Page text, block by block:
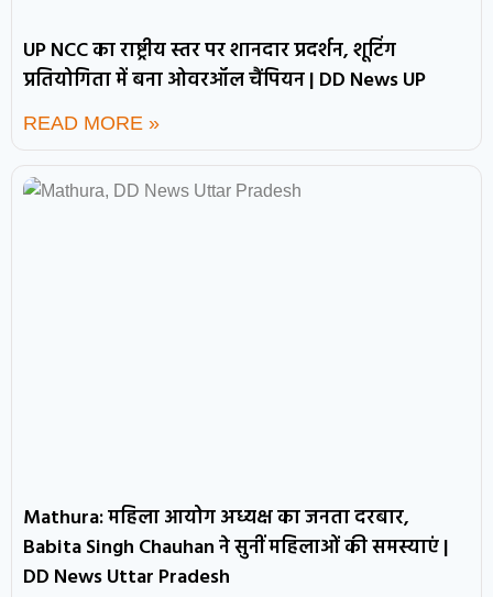
UP NCC का राष्ट्रीय स्तर पर शानदार प्रदर्शन, शूटिंग
प्रतियोगिता में बना ओवरऑल चैंपियन | DD News UP
READ MORE »
Mathura: महिला आयोग अध्यक्ष का जनता दरबार,
Babita Singh Chauhan ने सुनीं महिलाओं की समस्याएं |
DD News Uttar Pradesh